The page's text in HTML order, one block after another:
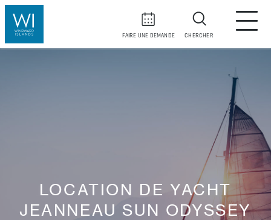
FAIRE UNE DEMANDE CHERCHER
LOCATION DE YACHT
JEANNEAU SUN ODYSSEY